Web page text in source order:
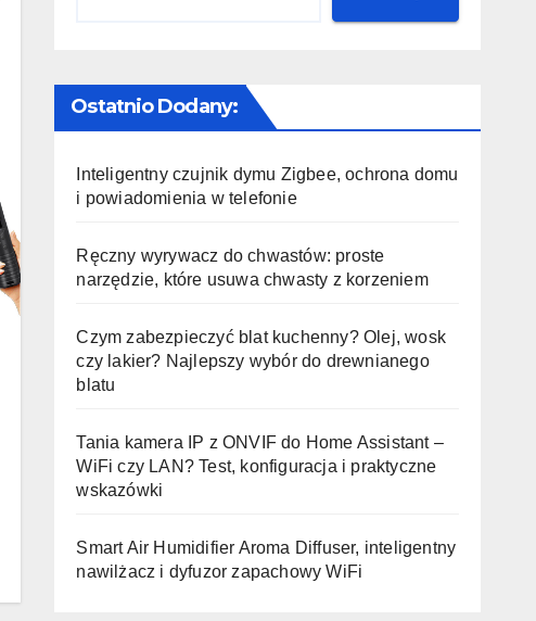
Ostatnio Dodany:
Inteligentny czujnik dymu Zigbee, ochrona domu
i powiadomienia w telefonie
Ręczny wyrywacz do chwastów: proste
narzędzie, które usuwa chwasty z korzeniem
Czym zabezpieczyć blat kuchenny? Olej, wosk
czy lakier? Najlepszy wybór do drewnianego
blatu
Tania kamera IP z ONVIF do Home Assistant –
WiFi czy LAN? Test, konfiguracja i praktyczne
wskazówki
Smart Air Humidifier Aroma Diffuser, inteligentny
nawilżacz i dyfuzor zapachowy WiFi